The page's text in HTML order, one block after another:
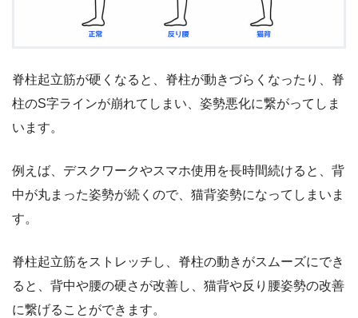
脊柱起立筋が硬くなると、脊柱が動きづらくなったり、脊
柱のS字ラインが崩れてしまい、姿勢悪化に繋がってしま
います。
例えば、デスクワークやスマホ使用を長時間続けると、背
中が丸まった姿勢が続くので、猫背姿勢になってしまいま
す。
脊柱起立筋をストレッチし、脊柱の動きがスムーズにでき
ると、背中や腰の硬さが改善し、猫背や反り腰姿勢の改善
に繋げることができます。